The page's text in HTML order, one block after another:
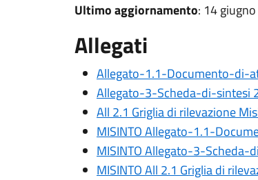
Ultimo aggiornamento: 14
Allegati
Allegato-1.1-Documento-di-
Allegato-3-Scheda-di-sintesi
All 2.1 Griglia di rilevazione
MISINTO Allegato-1.1-
MISINTO Allegato-3-Scheda-
MISINTO All 2.1 Griglia di